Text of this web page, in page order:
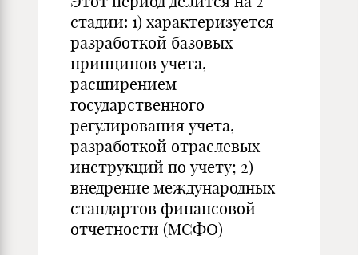
стадии: 1) характеризуется
разработкой базовых
принципов учета,
расширением
государственного
регулирования учета,
разработкой отраслевых
инструкций по учету; 2)
внедрение международных
стандартов финансовой
отчетности (МСФО)